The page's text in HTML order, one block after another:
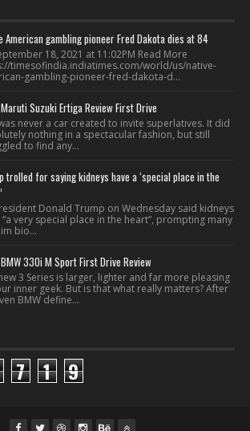
American gambling pioneer Fred Dakota dies at 84
18, 2021 at 11:02PM Read More
timesofindia.indiatimes.com/world/us/native-
gambling-pioneer-fred-dakota-d...
Suzuki Ertiga Review First Drive
never a car created to invite superlatives. It did
nothing in a spectacular fashion, but still
to find any...
trolled for saying kidneys have a ‘special place in the
Donald Trump on Wednesday said kidneys
“a very special place in the heart”, prompting many
bio...
330i M Sport First Drive Review
3 Series is larger, lighter and far more pleasing
inner geek. But is that what really matters? After
BMW define...
7 1 9